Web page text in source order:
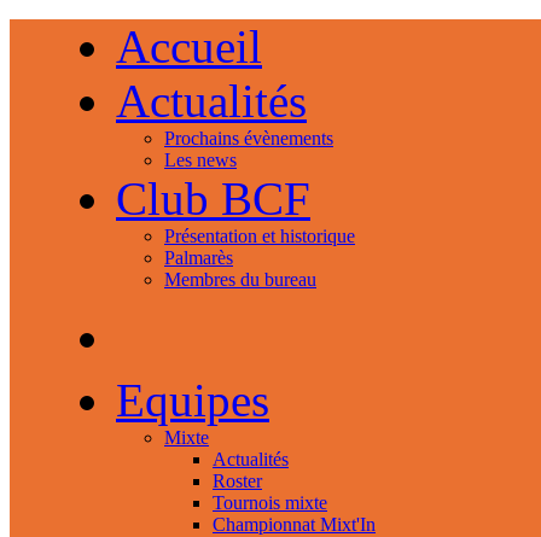
Accueil
Actualités
Prochains évènements
Les news
Club BCF
Présentation et historique
Palmarès
Membres du bureau
Equipes
Mixte
Actualités
Roster
Tournois mixte
Championnat Mixt'In